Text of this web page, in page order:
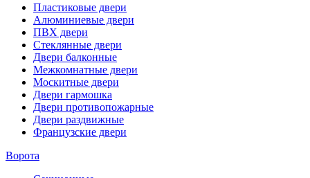
Пластиковые двери
Алюминиевые двери
ПВХ двери
Стеклянные двери
Двери балконные
Межкомнатные двери
Москитные двери
Двери гармошка
Двери противопожарные
Двери раздвижные
Французские двери
Ворота